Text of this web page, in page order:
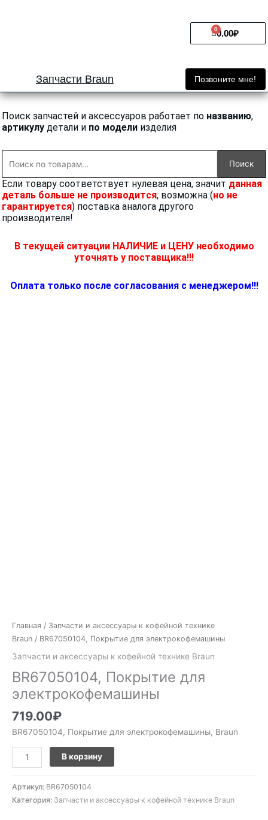
0.00₽
0
Cart
Запчасти Braun Позвоните мне!
Поиск запчастей и аксессуаров работает по названию,
артикулу детали и по модели изделия
Поиск
Если товару соответствует нулевая цена, значит данная
деталь больше не производится, возможна (но не
гарантируется) поставка аналога другого
производителя!
В текущей ситуации НАЛИЧИЕ и ЦЕНУ необходимо
уточнять у поставщика!!!
Оплата только после согласования с менеджером!!!
Главная / Запчасти и аксессуары к кофейной технике
Braun / BR67050104, Покрытие для электрокофемашины
Запчасти и аксессуары к кофейной технике Braun
BR67050104, Покрытие для
электрокофемашины
719.00₽
BR67050104, Покрытие для электрокофемашины, Braun
В корзину
Артикул: BR67050104
Категория: Запчасти и аксессуары к кофейной технике Braun